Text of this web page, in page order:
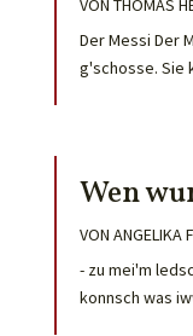
VON THOMAS
Der Messi Der
g'schosse. Sie
Wen
VON ANGELIKA
- zu mei'm
konnsch was